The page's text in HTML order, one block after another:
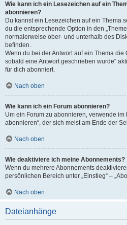
Wie kann ich ein Lesezeichen auf ein
abonnieren?
Du kannst ein Lesezeichen auf ein Thema
du die entsprechende Option in den
normalerweise ober- und unterhalb des
befinden.
Wenn du bei der Antwort auf ein Thema die
sobald eine Antwort geschrieben wurde“
für dich abonniert.
Nach oben
Wie kann ich ein Forum abonnieren?
Um ein Forum zu abonnieren, verwende im
abonnieren“, der sich meist am Ende der
Nach oben
Wie deaktiviere ich meine Abonnements?
Wenn du mehrere Abonnements
persönlichen Bereich unter „Einstieg“ –
Nach oben
Dateianhänge